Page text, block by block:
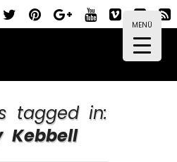
MENÜ
tagged in:
Kebbell